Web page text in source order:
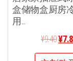
盒储物盒厨房
用...
¥9.40¥